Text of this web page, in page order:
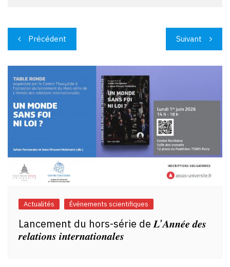
Navigation
de
l’article
Précédent Suivant
Actualités Événements scientifiques
Lancement du hors-série de 𝑳’𝑨𝒏𝒏𝒆́𝒆 𝒅𝒆𝒔
𝒓𝒆𝒍𝒂𝒕𝒊𝒐𝒏𝒔 𝒊𝒏𝒕𝒆𝒓𝒏𝒂𝒕𝒊𝒐𝒏𝒂𝒍𝒆𝒔